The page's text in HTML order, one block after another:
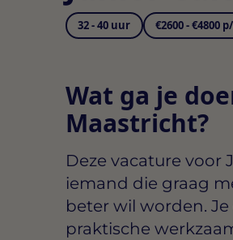
32 - 40 uur €2600 - €4800
Wat ga je
Maastricht?
Deze vacature voor
iemand die graag
beter wil worden.
praktische